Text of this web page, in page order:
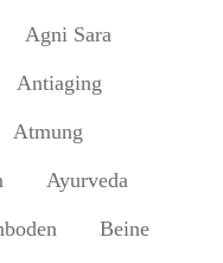
Agni Sara
Antiaging
Atmung
Ayurveda
Beine